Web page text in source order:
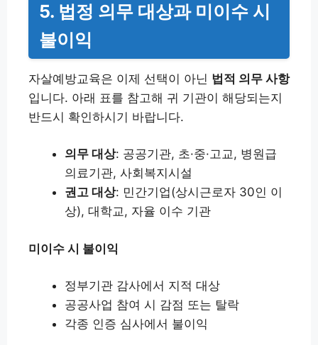
5. 법정 의무 대상과 미이수 시
불이익
자살예방교육은 이제 선택이 아닌 법적 의무 사항
입니다. 아래 표를 참고해 귀 기관이 해당되는지
반드시 확인하시기 바랍니다.
의무 대상: 공공기관, 초·중·고교, 병원급
의료기관, 사회복지시설
권고 대상: 민간기업(상시근로자 30인 이
상), 대학교, 자율 이수 기관
미이수 시 불이익
정부기관 감사에서 지적 대상
공공사업 참여 시 감점 또는 탈락
각종 인증 심사에서 불이익